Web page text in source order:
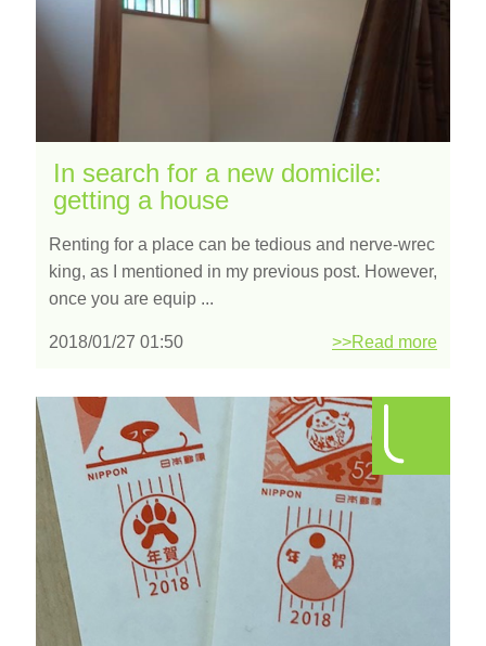
In search for a new domicile:
getting a house
Renting for a place can be tedious and nerve-wrec
king, as I mentioned in my previous post. However,
once you are equip ...
2018/01/27 01:50 >>Read more